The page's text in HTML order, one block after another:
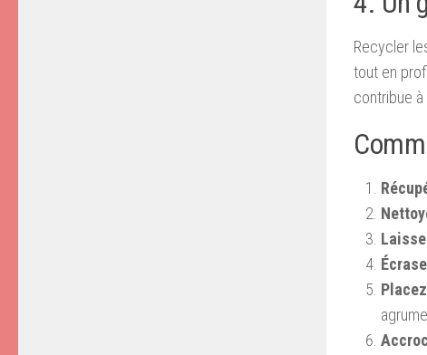
Recycler
tout en
contribue à